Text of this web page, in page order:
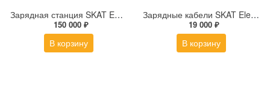
Зарядная станция SKAT ELECTRO TECHNO
150 000 ₽
В корзину
Зарядные кабели SKAT Electro
19 000 ₽
В корзину